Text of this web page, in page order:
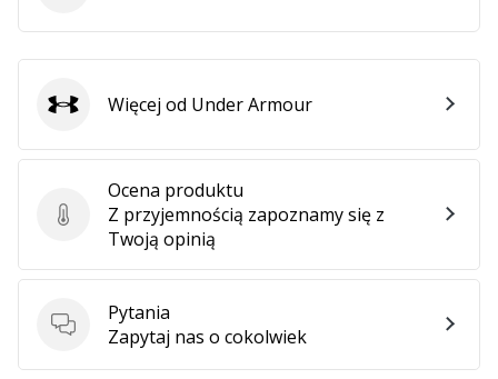
Ocena produktu
Ocena produktu
Z przyjemnością zapoznamy się z
Twoją opinią
Pytania
Pytania
Zapytaj nas o cokolwiek
Under Armour
Więcej od Under Armour